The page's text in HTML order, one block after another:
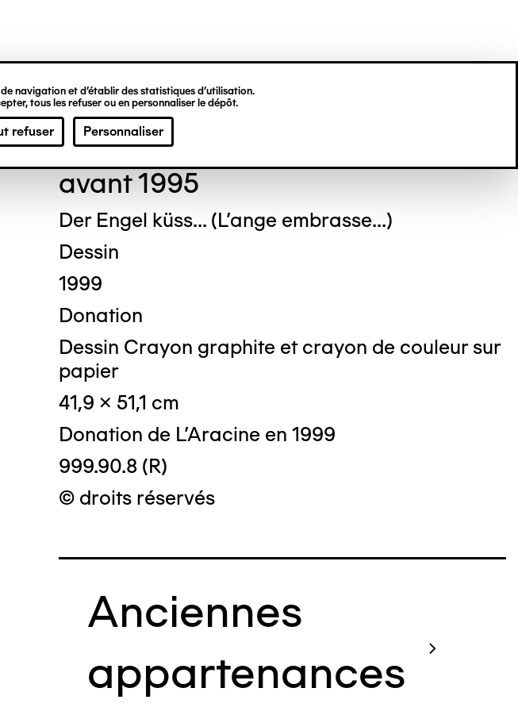
navigation et d’établir des statistiques d’utilisation.
tous les refuser ou en personnaliser le dépôt.
refuser Personnaliser
Kurt WANSKI
avant 1995
Der Engel küss... (L'ange embrasse...)
Dessin
1999
Donation
Dessin Crayon graphite et crayon de couleur sur
papier
41,9 x 51,1 cm
Donation de L'Aracine en 1999
999.90.8 (R)
© droits réservés
Anciennes
appartenances